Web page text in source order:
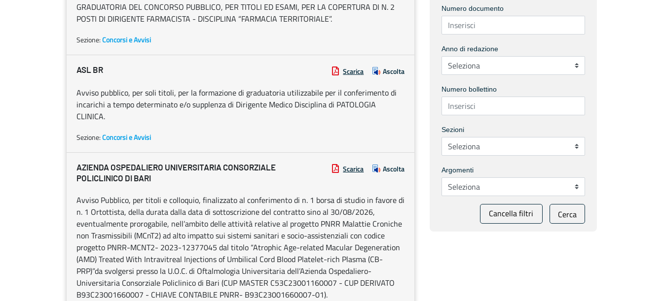
GRADUATORIA DEL CONCORSO PUBBLICO, PER TITOLI ED ESAMI, PER LA COPERTURA DI N. 2
POSTI DI DIRIGENTE FARMACISTA - DISCIPLINA “FARMACIA TERRITORIALE”.
Sezione:Concorsi e Avvisi
ASL BR Scarica Ascolta
Avviso pubblico, per soli titoli, per la formazione di graduatoria utilizzabile per il conferimento di
incarichi a tempo determinato e/o supplenza di Dirigente Medico Disciplina di PATOLOGIA
CLINICA.
Sezione:Concorsi e Avvisi
AZIENDA OSPEDALIERO UNIVERSITARIA CONSORZIALE
POLICLINICO DI BARI
Scarica Ascolta
Avviso Pubblico, per titoli e colloquio, finalizzato al conferimento di n. 1 borsa di studio in favore di
n. 1 Ortottista, della durata dalla data di sottoscrizione del contratto sino al 30/08/2026,
eventualmente prorogabile, nell’ambito delle attività relative al progetto PNRR Malattie Croniche
non Trasmissibili (MCnT2) ad alto impatto sui sistemi sanitari e socio-assistenziali con codice
progetto PNRR-MCNT2- 2023-12377045 dal titolo “Atrophic Age-related Macular Degeneration
(AMD) Treated With Intravitreal Injections of Umbilical Cord Blood Platelet-rich Plasma (CB-
PRP)”da svolgersi presso la U.O.C. di Oftalmologia Universitaria dell’Azienda Ospedaliero-
Universitaria Consorziale Policlinico di Bari (CUP MASTER C53C23001160007 - CUP DERIVATO
B93C23001660007 - CHIAVE CONTABILE PNRR- B93C23001660007-01).
Numero documento
Anno di redazione
Numero bollettino
Sezioni
Argomenti
Cancella filtri Cerca